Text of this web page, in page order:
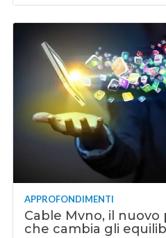
APPROFONDIMENTI
Cable Mvno, il
che cambia gli